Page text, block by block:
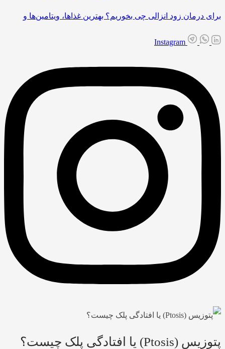
برای درمان زود انزالی چی بخوریم؟ بهترین غذاها، ویتامین‌ها و
Instagram
پتوزیس (Ptosis) یا افتادگی پلک چیست؟